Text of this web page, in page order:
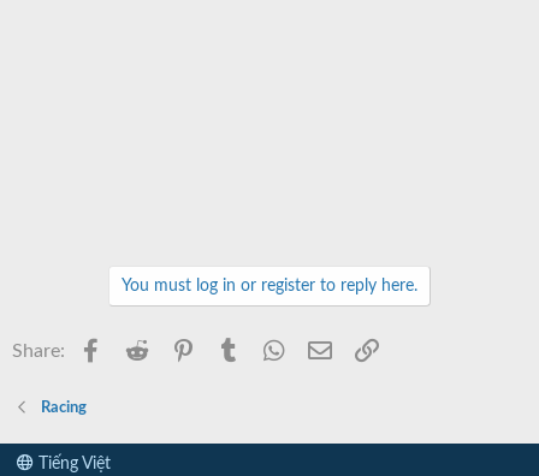
You must log in or register to reply here.
Share: Facebook
Reddit PinterestTumblr WhatsApp
Email
Racing
Tiếng Việt